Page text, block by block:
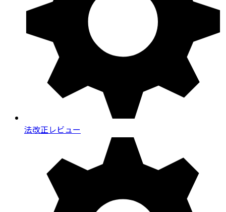
法改正レビュー